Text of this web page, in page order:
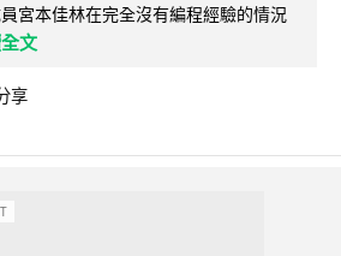
宮本佳林在完全沒有編程經驗的情況
文
享